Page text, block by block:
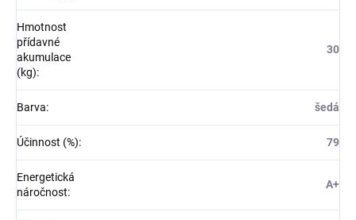
Hmotnost
přídavné
akumulace
(kg):
30
Barva: šedá
Účinnost (%): 79
Energetická
náročnost:
A+